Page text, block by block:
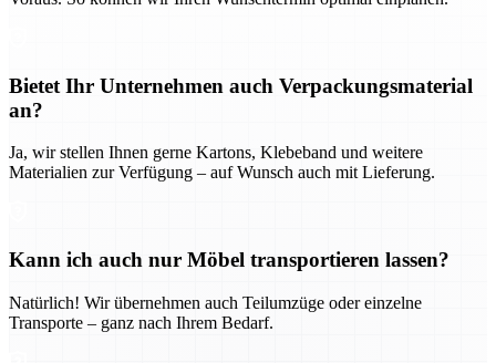
Bietet Ihr Unternehmen auch Verpackungsmaterial
an?
Ja, wir stellen Ihnen gerne Kartons, Klebeband und weitere
Materialien zur Verfügung – auf Wunsch auch mit Lieferung.
Kann ich auch nur Möbel transportieren lassen?
Natürlich! Wir übernehmen auch Teilumzüge oder einzelne
Transporte – ganz nach Ihrem Bedarf.